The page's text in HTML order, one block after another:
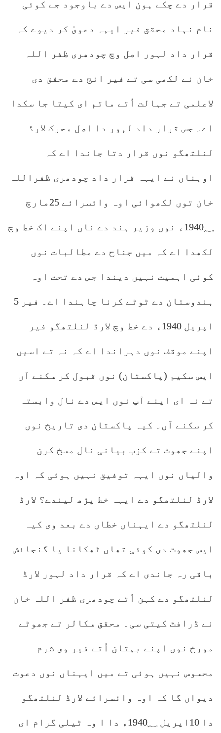
قرار دے چکے ہون ایس دے باوجود جے کوئی
نام نہاد محقق فیر ایہہ دعویٰ کر دیوے کہ
قرار داد لہور اصل وچ چودھری ظفر اللہ
خان نے لکھی سی تے فیر انج دے محقق دی
لاعلمی تے جہالت اُتے ماتم ای کیتا جا سکدا
اے۔ جس قرار داد لہور دا اصل محرک لارڈ
لنلتھگو نوں قرار دتا جاندا اے کہ
اوہناں نے ایہہ قرار داد چودھری ظفراللہ
خان توں لکھوائی اوہ وائسرائے 25مارچ
1940؁ء نوں وزیر ہند دے ناں اپنے اک خط وچ
لکھدا اے کہ میں جناح دے مطالبات نوں
کوئی اہمیت نہیں دیندا جس دے تحت اوہ
ہندوستان دے ٹوٹے کرنا چاہندا اے۔ فیر 5
اپریل 1940ء دے خط وچ لارڈ لنلتھگو فیر
اپنے موقف نوں دہراندا اے کہ نہ تے اسیں
ایس سکیم (پاکستان) نوں قبول کر سکنے آں
تے نہ ای اپنے آپ نوں ایس دے نال وابستہ
کر سکنے آں۔ کیہ پاکستان دی تاریخ نوں
اپنے جھوٹ تے کزب بیانی نال مسخ کرن
والیاں نوں ایہہ توفیق نہیں ہوئی کہ اوہ
لارڈ لنلتھگو دے ایہہ خط پڑھ لیندے؟ لارڈ
لنلتھگو دے ایہناں خطاں دے بعد وی کیہ
ایس جھوٹ دی کوئی تھاں ٹھکانا یا گنجائش
باقی رہ جاندی اے کہ قرار داد لہور لارڈ
لنلتھگو دے کہن اُتے چودھری ظفر اللہ خان
نے ڈرافٹ کیتی سی۔ محقق سکالر تے جھوٹے
مورخ نوں اپنے بہتان اُتے فیر وی شرم
محسوس نہیں ہوئی تے میں ایہناں نوں دعوت
دیواں گا کہ اوہ وائسرائے لارڈ لنلتھگو
دا 10اپریل 1940؁ء دا ا وہ ٹیلی گرام ای